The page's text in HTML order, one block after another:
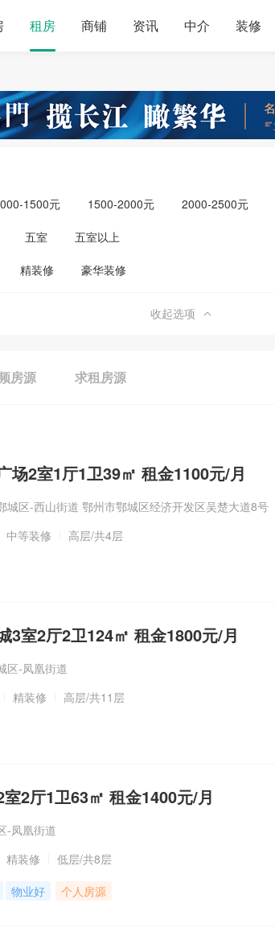
租房 商铺 资讯 中介 装修
1500元 1500-2000元 2000-2500元
上 五室 五室以上
精装修 豪华装修
收起选项
房源 求租房源
场2室1厅1卫39㎡ 租金1100元/月
城区-西山街道 鄂州市鄂城区经济开发区吴楚大道8号
中等装修 高层/共4层
3室2厅2卫124㎡ 租金1800元/月
区-凤凰街道
精装修 高层/共11层
2厅1卫63㎡ 租金1400元/月
-凤凰街道
精装修 低层/共8层
物业好 个人房源